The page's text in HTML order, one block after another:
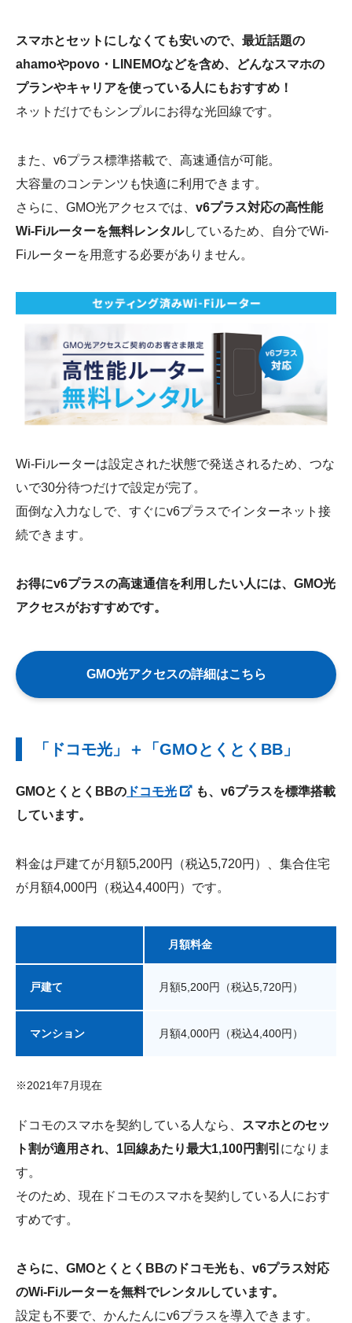
スマホとセットにしなくても安いので、最近話題の
ahamoやpovo・LINEMOなどを含め、どんなスマホの
プランやキャリアを使っている人にもおすすめ！
ネットだけでもシンプルにお得な光回線です。
また、v6プラス標準搭載で、高速通信が可能。
大容量のコンテンツも快適に利用できます。
さらに、GMO光アクセスでは、 v6プラス対応の高性能
Wi-Fiルーターを無料レンタルしているため、自分でWi-
Fiルーターを用意する必要がありません。
Wi-Fiルーターは設定された状態で発送されるため、つな
いで30分待つだけで設定が完了。
面倒な入力なしで、すぐにv6プラスでインターネット接
続できます。
お得にv6プラスの高速通信を利用したい人には、GMO光
アクセスがおすすめです。
GMO光アクセスの詳細はこちら
「ドコモ光」＋「GMOとくとくBB」
GMOとくとくBBの ドコモ光
も、v6プラスを標準搭載
しています。
料金は戸建てが月額5,200円（税込5,720円）、集合住宅
が月額4,000円（税込4,400円）です。
月額料金
戸建て 月額5,200円（税込5,720円）
マンション 月額4,000円（税込4,400円）
※2021年7月現在
ドコモのスマホを契約している人なら、 スマホとのセッ
ト割が適用され、1回線あたり最大1,100円割引 になりま
す。
そのため、現在ドコモのスマホを契約している人におす
すめです。
さらに、GMOとくとくBBのドコモ光も、v6プラス対応
のWi-Fiルーターを無料でレンタルしています。
設定も不要で、かんたんにv6プラスを導入できます。